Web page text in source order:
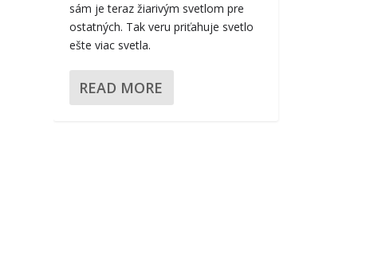
sám je teraz žiarivým svetlom pre
ostatných. Tak veru priťahuje svetlo
ešte viac svetla.
READ MORE